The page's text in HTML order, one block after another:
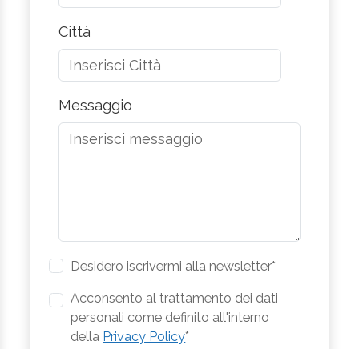
Città
Messaggio
Desidero iscrivermi alla newsletter*
Acconsento al trattamento dei dati
personali come definito all'interno
della Privacy Policy*